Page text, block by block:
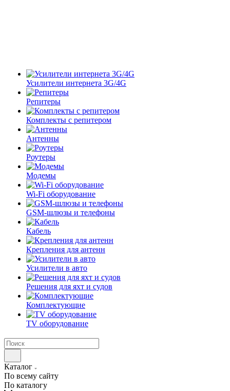
Усилители интернета 3G/4G
Репитеры
Комплекты с репитером
Антенны
Роутеры
Модемы
Wi-Fi оборудование
GSM-шлюзы и телефоны
Кабель
Крепления для антенн
Усилители в авто
Решения для яхт и судов
Комплектующие
TV оборудование
Каталог
По всему сайту
По каталогу